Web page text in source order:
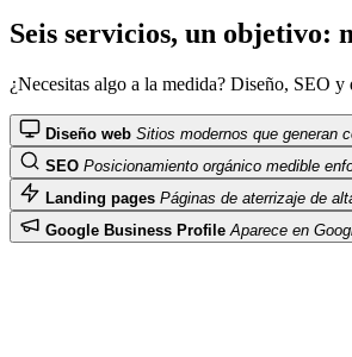
Seis servicios, un objetivo:
¿Necesitas algo a la medida? Diseño, SEO
Diseño web Sitios modernos que generan
SEO Posicionamiento orgánico medible
Landing pages Páginas de aterrizaje de
Google Business Profile Aparece en